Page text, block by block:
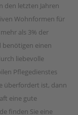
den letzten Jahren
Wohnformen für
als 3% der
benötigen einen
liebevolle
Pflegedienstes
überfordert ist, dann
eine gute
finden Sie eine